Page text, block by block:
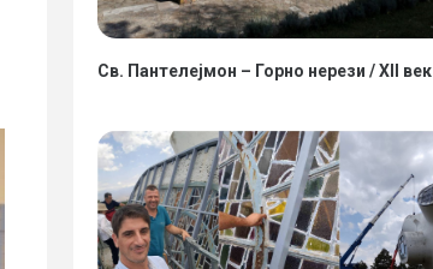
Св. Пантелејмон – Горно нерези / XII век